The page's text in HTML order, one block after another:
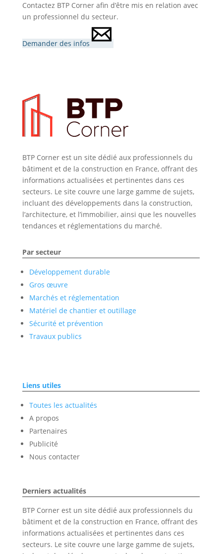
Contactez BTP Corner afin d’être mis en relation avec
un professionnel du secteur.
Demander des infos
BTP Corner est un site dédié aux professionnels du
bâtiment et de la construction en France, offrant des
informations actualisées et pertinentes dans ces
secteurs. Le site couvre une large gamme de sujets,
incluant des développements dans la construction,
l’architecture, et l’immobilier, ainsi que les nouvelles
tendances et réglementations du marché.
Par secteur
Développement durable
Gros œuvre
Marchés et réglementation
Matériel de chantier et outillage
Sécurité et prévention
Travaux publics
Liens utiles
Toutes les actualités
A propos
Partenaires
Publicité
Nous contacter
Derniers actualités
BTP Corner est un site dédié aux professionnels du
bâtiment et de la construction en France, offrant des
informations actualisées et pertinentes dans ces
secteurs. Le site couvre une large gamme de sujets,